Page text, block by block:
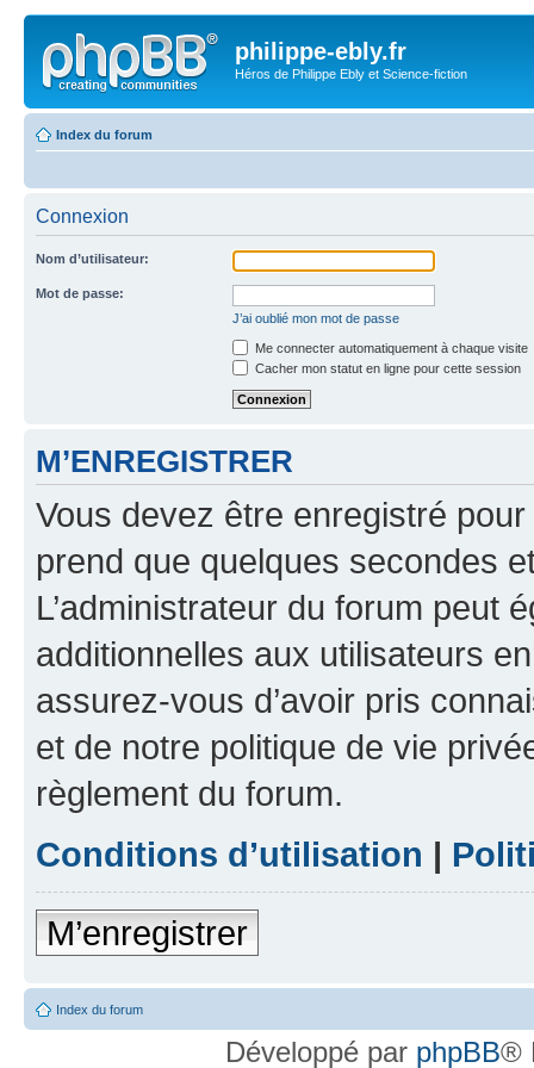
philippe-ebly.fr
Héros de Philippe Ebly et Science-fiction
Index du forum
Connexion
Nom d’utilisateur:
Mot de passe:
J’ai oublié mon mot de passe
Me connecter automatiquement à chaque visite
Cacher mon statut en ligne pour cette session
M’ENREGISTRER
Vous devez être enregistré
prend que quelques secondes
L’administrateur du forum peut
additionnelles aux utilisateurs
assurez-vous d’avoir pris
et de notre politique de vie
règlement du forum.
Conditions d’utilisation |
M’enregistrer
Index du forum
Développé par phpBB®